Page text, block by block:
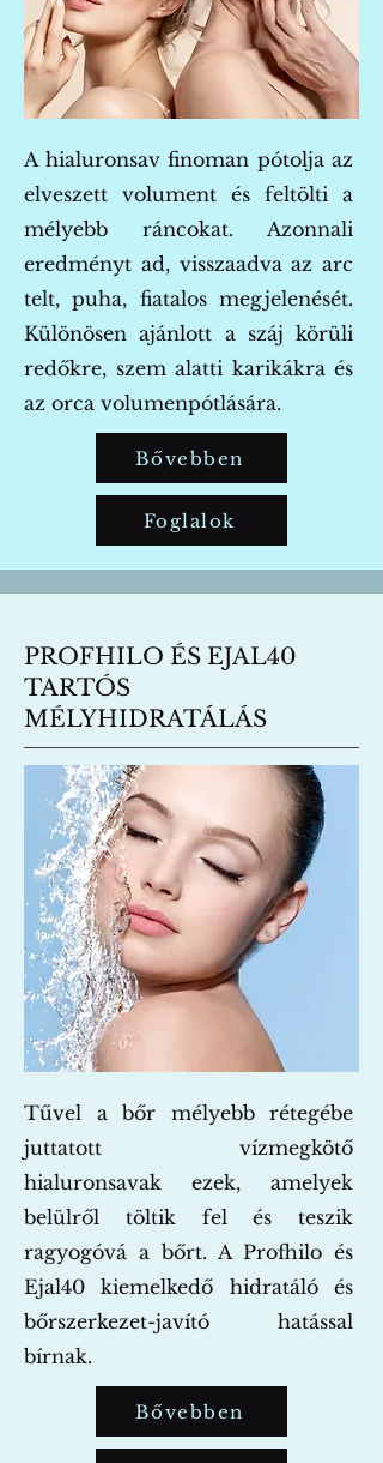
A hialuronsav finoman pótolja az
elveszett volument és feltölti a
mélyebb ráncokat. Azonnali
eredményt ad, visszaadva az arc
telt, puha, fiatalos megjelenését.
Különösen ajánlott a száj körüli
redőkre, szem alatti karikákra és
az orca volumenpótlására.
Bővebben
Foglalok
PROFHILO ÉS EJAL40
TARTÓS
MÉLYHIDRATÁLÁS
Tűvel a bőr mélyebb rétegébe
juttatott vízmegkötő
hialuronsavak ezek, amelyek
belülről töltik fel és teszik
ragyogóvá a bőrt. A Profhilo és
Ejal40 kiemelkedő hidratáló és
bőrszerkezet-javító hatással
bírnak.
Bővebben